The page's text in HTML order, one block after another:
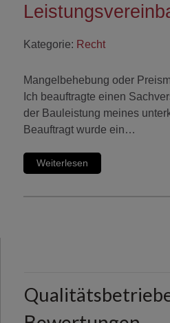
Kategorie: Recht
Mangelbehebung oder
Ich beauftragte einen
der Bauleistung meines
Beauftragt wurde ein…
Weiterlesen